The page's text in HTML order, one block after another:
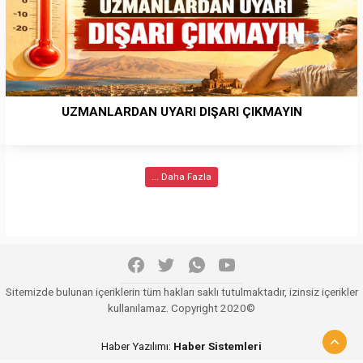
UZMANLARDAN UYARI DIŞARI ÇIKMAYIN
... Daha Fazla
Sitemizde bulunan içeriklerin tüm hakları saklı tutulmaktadır, izinsiz içerikler
kullanılamaz. Copyright 2020©
Haber Yazılımı: Haber Sistemleri